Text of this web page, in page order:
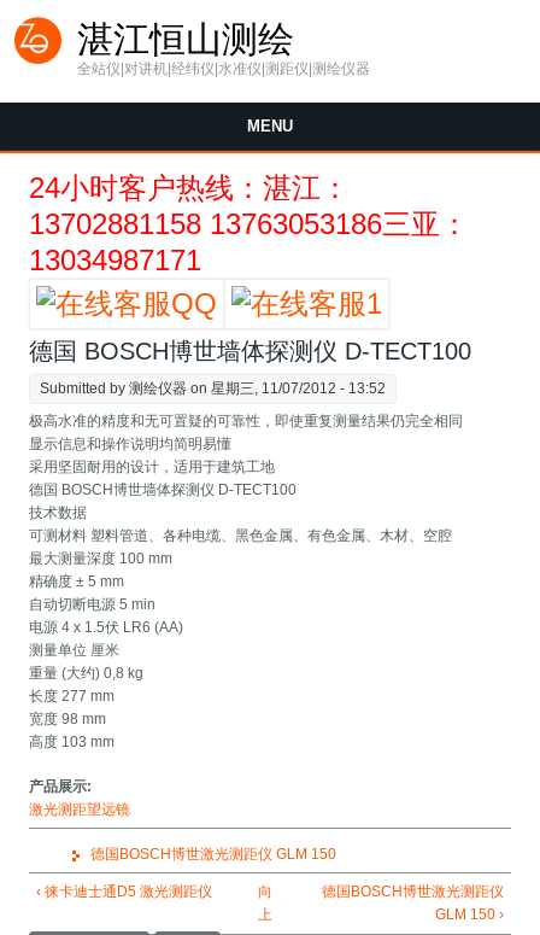
湛江恒山测绘
全站仪|对讲机|经纬仪|水准仪|测距仪|测绘仪器
MENU
24小时客户热线：湛江：
13702881158 13763053186三亚：
13034987171
德国 BOSCH博世墙体探测仪 D-TECT100
Submitted by测绘仪器 on 星期三, 11/07/2012 - 13:52
极高水准的精度和无可置疑的可靠性，即使重复测量结果仍完全相同
显示信息和操作说明均简明易懂
采用坚固耐用的设计，适用于建筑工地
德国 BOSCH博世墙体探测仪 D-TECT100
技术数据
可测材料 塑料管道、各种电缆、黑色金属、有色金属、木材、空腔
最大测量深度 100 mm
精确度 ± 5 mm
自动切断电源 5 min
电源 4 x 1.5伏 LR6 (AA)
测量单位 厘米
重量 (大约) 0,8 kg
长度 277 mm
宽度 98 mm
高度 103 mm
产品展示:
激光测距望远镜
德国BOSCH博世激光测距仪 GLM 150
‹ 徕卡迪士通D5 激光测距仪
向
上
德国BOSCH博世激光测距仪
GLM 150 ›